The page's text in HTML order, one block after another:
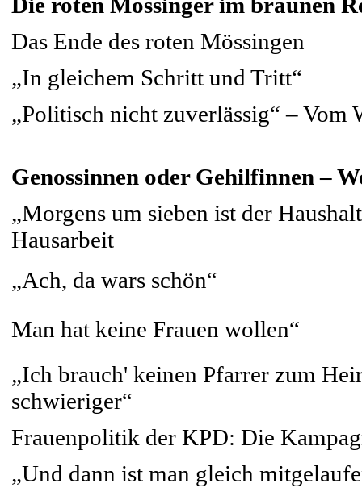
Das Ende des roten Mössingen
„In gleichem Schritt und Tritt“
„Politisch nicht zuverlässig“ – Vom
Genossinnen oder Gehilfinnen –
„Morgens um sieben ist der
Hausarbeit
„Ach, da wars schön“
Man hat keine Frauen wollen“
„Ich brauch' keinen Pfarrer zum
schwieriger“
Frauenpolitik der KPD: Die
„Und dann ist man gleich